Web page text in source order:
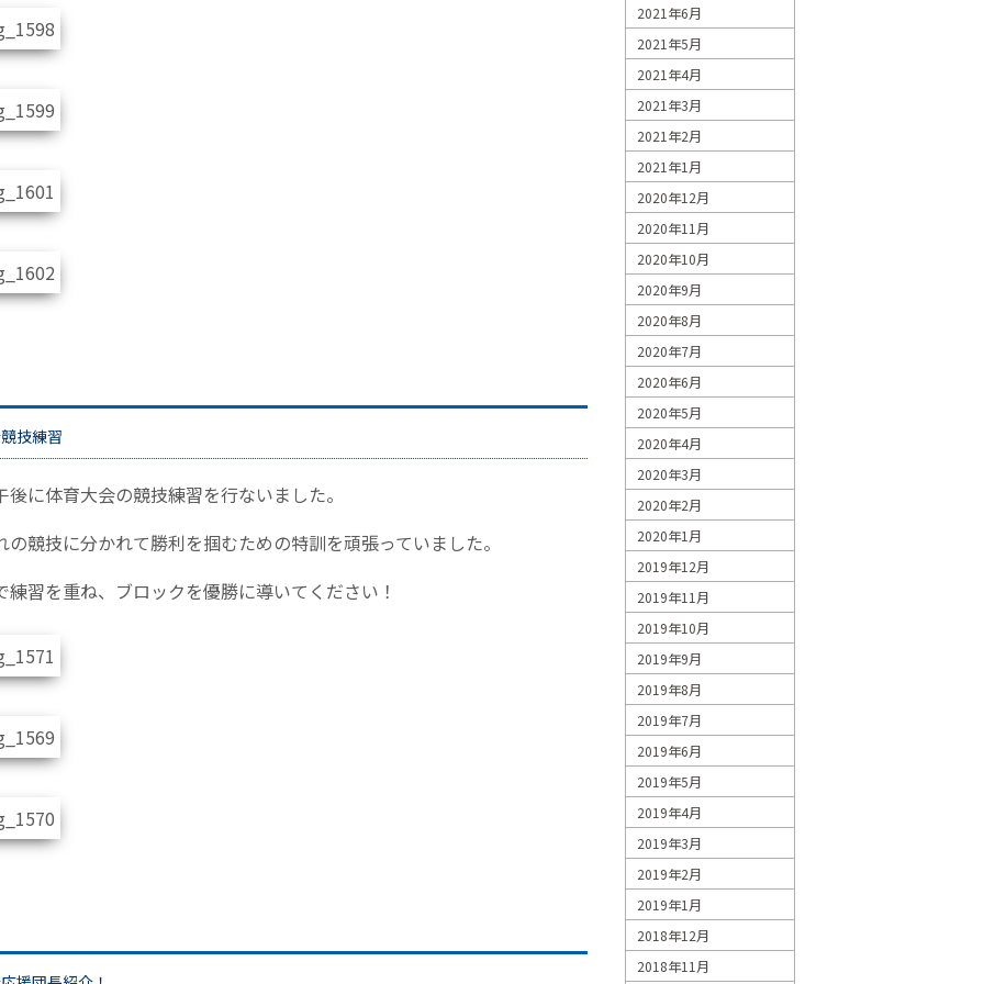
技練習
後に体育大会の競技練習を行ないました。
の競技に分かれて勝利を掴むための特訓を頑張っていました。
練習を重ね、ブロックを優勝に導いてください！
2021年6月
2021年5月
2021年4月
2021年3月
2021年2月
2021年1月
2020年12月
2020年11月
2020年10月
2020年9月
2020年8月
2020年7月
2020年6月
2020年5月
2020年4月
2020年3月
2020年2月
2020年1月
2019年12月
2019年11月
2019年10月
2019年9月
2019年8月
2019年7月
2019年6月
2019年5月
2019年4月
2019年3月
2019年2月
2019年1月
2018年12月
2018年11月